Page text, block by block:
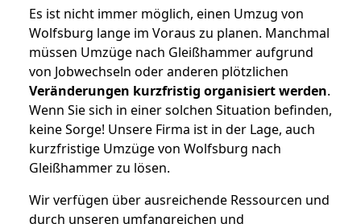
Es ist nicht immer möglich, einen Umzug von
Wolfsburg lange im Voraus zu planen. Manchmal
müssen Umzüge nach Gleißhammer aufgrund
von Jobwechseln oder anderen plötzlichen
Veränderungen kurzfristig organisiert werden.
Wenn Sie sich in einer solchen Situation befinden,
keine Sorge! Unsere Firma ist in der Lage, auch
kurzfristige Umzüge von Wolfsburg nach
Gleißhammer zu lösen.
Wir verfügen über ausreichende Ressourcen und
durch unseren umfangreichen und